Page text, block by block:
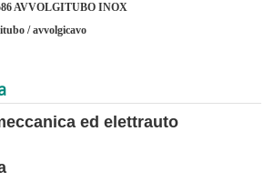
AVVOLGITUBO INOX
/ avvolgicavo
ed elettrauto